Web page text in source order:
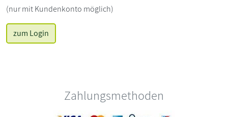
(nur mit Kundenkonto möglich)
zum Login
Zahlungsmethoden